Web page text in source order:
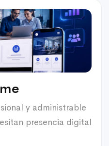
y administrable
presencia digital